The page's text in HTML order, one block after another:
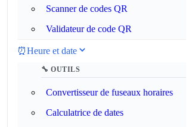
Scanner de codes QR
Validateur de code QR
⏰Heure et date
🔧 OUTILS
Convertisseur de fuseaux horaires
Calculatrice de dates